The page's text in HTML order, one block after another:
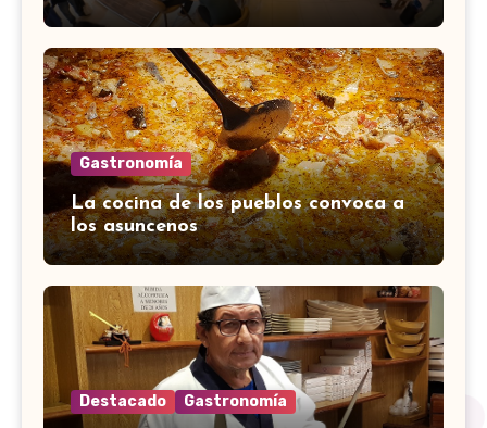
Gastronomía
La cocina de los pueblos convoca a
los asuncenos
Destacado Gastronomía